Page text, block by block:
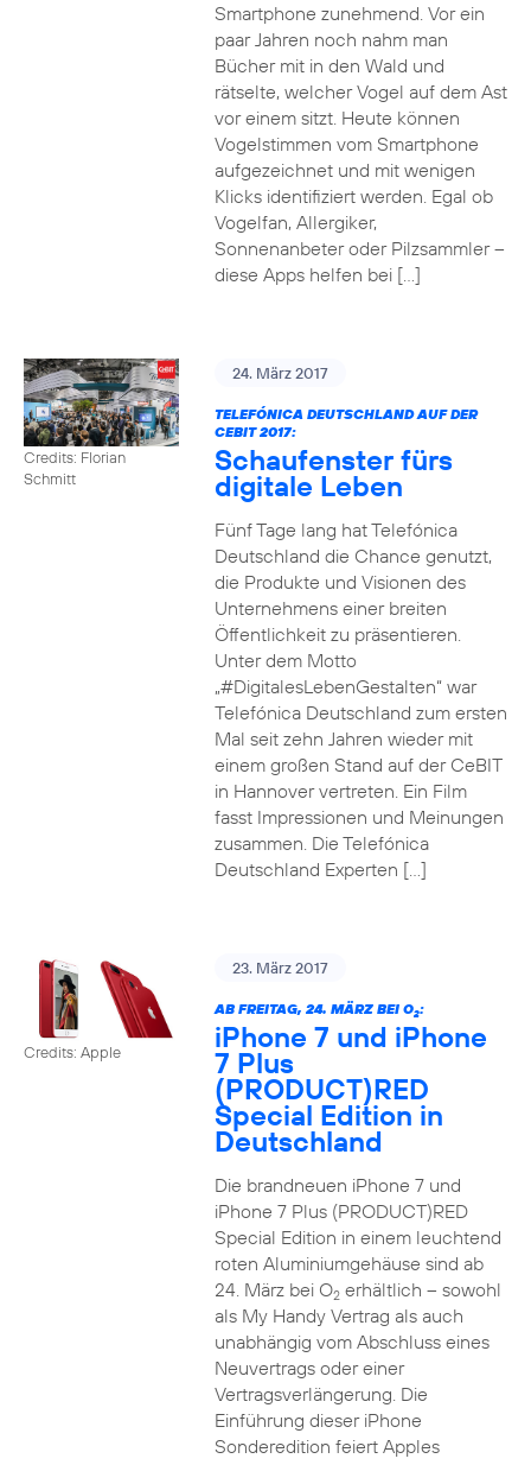
Smartphone zunehmend. Vor ein
paar Jahren noch nahm man
Bücher mit in den Wald und
rätselte, welcher Vogel auf dem Ast
vor einem sitzt. Heute können
Vogelstimmen vom Smartphone
aufgezeichnet und mit wenigen
Klicks identifiziert werden. Egal ob
Vogelfan, Allergiker,
Sonnenanbeter oder Pilzsammler –
diese Apps helfen bei […]
Credits: Florian
Schmitt
24. März 2017
TELEFÓNICA DEUTSCHLAND AUF DER
CEBIT 2017:
Schaufenster fürs
digitale Leben
Fünf Tage lang hat Telefónica
Deutschland die Chance genutzt,
die Produkte und Visionen des
Unternehmens einer breiten
Öffentlichkeit zu präsentieren.
Unter dem Motto
„#DigitalesLebenGestalten“ war
Telefónica Deutschland zum ersten
Mal seit zehn Jahren wieder mit
einem großen Stand auf der CeBIT
in Hannover vertreten. Ein Film
fasst Impressionen und Meinungen
zusammen. Die Telefónica
Deutschland Experten […]
Credits: Apple
23. März 2017
AB FREITAG, 24. MÄRZ BEI O2:
iPhone 7 und iPhone
7 Plus
(PRODUCT)RED
Special Edition in
Deutschland
Die brandneuen iPhone 7 und
iPhone 7 Plus (PRODUCT)RED
Special Edition in einem leuchtend
roten Aluminiumgehäuse sind ab
24. März bei O2erhältlich – sowohl
als My Handy Vertrag als auch
unabhängig vom Abschluss eines
Neuvertrags oder einer
Vertragsverlängerung. Die
Einführung dieser iPhone
Sonderedition feiert Apples